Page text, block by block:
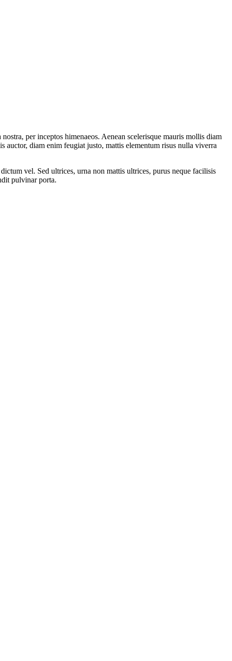
per inceptos himenaeos. Aenean scelerisque mauris mollis diam
auctor, diam enim feugiat justo, mattis elementum risus nulla viverra
vel. Sed ultrices, urna non mattis ultrices, purus neque facilisis
pulvinar porta.